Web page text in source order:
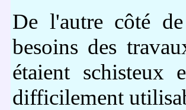
De l'autre côté
besoins des
étaient schisteux
difficilement